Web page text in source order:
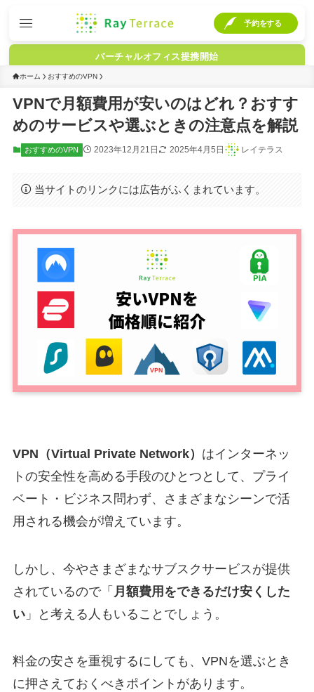
バーチャルオフィス提携開始
予約をする
ホーム おすすめのVPN
VPNで月額費用が安いのはどれ？おすす
めのサービスや選ぶときの注意点を解説
おすすめのVPN 2023年12月21日 2025年4月5日 レイテラス
当サイトのリンクには広告がふくまれています。
VPN（Virtual Private Network） はインターネッ
トの安全性を高める手段のひとつとして、プライ
ベート・ビジネス問わず、さまざまなシーンで活
用される機会が増えています。
しかし、今やさまざまなサブスクサービスが提供
されているので「 月額費用をできるだけ安くした
い」と考える人もいることでしょう。
料金の安さを重視するにしても、VPNを選ぶとき
に押さえておくべきポイントがあります。